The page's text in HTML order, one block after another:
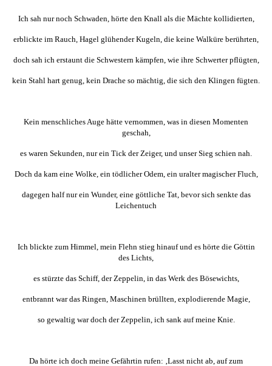
Ich sah nur noch Schwaden, hörte den Knall als die Mächte kollidierten,
erblickte im Rauch, Hagel glühender Kugeln, die keine Walküre berührten,
doch sah ich erstaunt die Schwestern kämpfen, wie ihre Schwerter pflügten,
kein Stahl hart genug, kein Drache so mächtig, die sich den Klingen fügten.
Kein menschliches Auge hätte vernommen, was in diesen Momenten
geschah,
es waren Sekunden, nur ein Tick der Zeiger, und unser Sieg schien nah.
Doch da kam eine Wolke, ein tödlicher Odem, ein uralter magischer Fluch,
dagegen half nur ein Wunder, eine göttliche Tat, bevor sich senkte das
Leichentuch
Ich blickte zum Himmel, mein Flehn stieg hinauf und es hörte die Göttin
des Lichts,
es stürzte das Schiff, der Zeppelin, in das Werk des Bösewichts,
entbrannt war das Ringen, Maschinen brüllten, explodierende Magie,
so gewaltig war doch der Zeppelin, ich sank auf meine Knie.
Da hörte ich doch meine Gefährtin rufen: ‚Lasst nicht ab, auf zum